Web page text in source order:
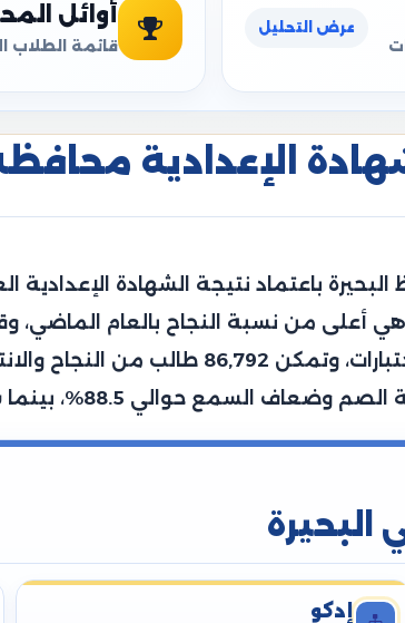
عرض التحليل أوائل
قائمة الطلاب
الإعدادية محافظة
وطالبة، تمكن منهم 120,394 طالب من حضور
البحيرة
إدكو